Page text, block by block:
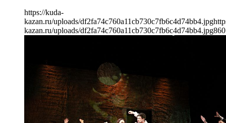
https://kuda-
kazan.ru/uploads/df2fa74c760a11cb730c7fb6c4d74bb4.jpg
kazan.ru/uploads/df2fa74c760a11cb730c7fb6c4d74bb4.jpg860